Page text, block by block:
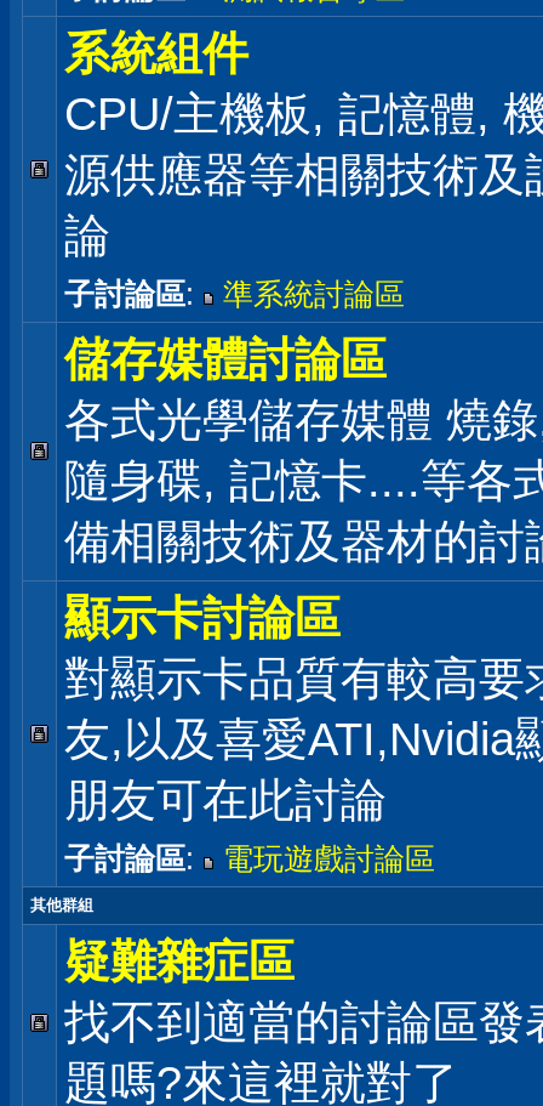
系統組件
CPU/主機板, 記憶體,
源供應器等相關技術及
論
子討論區: 準系統討論區
儲存媒體討論區
各式光學儲存媒體 燒
隨身碟, 記憶卡....等各
備相關技術及器材的討
顯示卡討論區
對顯示卡品質有較高要
友,以及喜愛ATI,Nvidia
朋友可在此討論
子討論區: 電玩遊戲討論區
其他群組
疑難雜症區
找不到適當的討論區發
題嗎?來這裡就對了